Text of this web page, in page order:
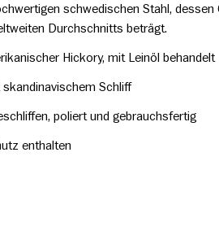
schwedischen Stahl, dessen
Durchschnitts beträgt.
Hickory, mit Leinöl behandelt
Schliff
poliert und gebrauchsfertig
enthalten